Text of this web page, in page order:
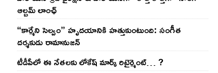
ఆల్బమ్ లాంఛ్
“కార్మేని సెల్వం” హృదయానికి హత్తుకుంటుంది: సంగీత
దర్శకుడు రామానుజన్
టీడీపీలో ఈ నేత‌ల‌కు లోకేష్ మార్క్ రిటైర్మెంట్‌… ?